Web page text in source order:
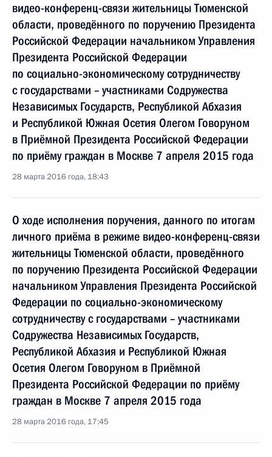
видео-конференц-связи жительницы Тюменской
области, проведённого по поручению Президента
Российской Федерации начальником Управления
Президента Российской Федерации
по социально-экономическому сотрудничеству
с государствами – участниками Содружества
Независимых Государств, Республикой Абхазия
и Республикой Южная Осетия Олегом Говоруном
в Приёмной Президента Российской Федерации
по приёму граждан в Москве 7 апреля 2015 года
28 марта 2016 года, 18:43
О ходе исполнения поручения, данного по итогам
личного приёма в режиме видео-конференц-связи
жительницы Тюменской области, проведённого
по поручению Президента Российской Федерации
начальником Управления Президента Российской
Федерации по социально-экономическому
сотрудничеству с государствами – участниками
Содружества Независимых Государств,
Республикой Абхазия и Республикой Южная
Осетия Олегом Говоруном в Приёмной
Президента Российской Федерации по приёму
граждан в Москве 7 апреля 2015 года
28 марта 2016 года, 17:45